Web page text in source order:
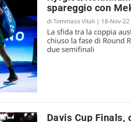
a Dubai,
spareggio con
di Tommaso Vitali | 18-Nov-22
La sfida tra la coppia
chiuso la fase di Round
due semifinali
Davis Cup Finals,